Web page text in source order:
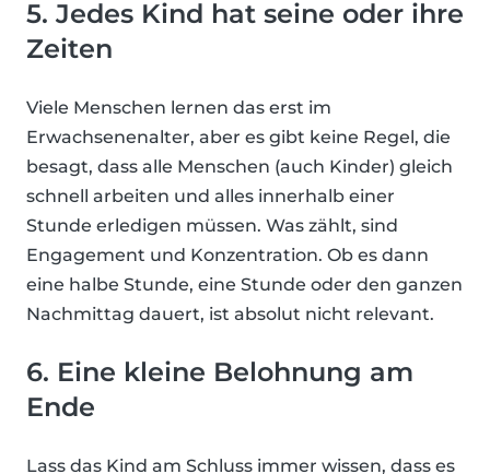
5. Jedes Kind hat seine oder ihre
Zeiten
Viele Menschen lernen das erst im
Erwachsenenalter, aber es gibt keine Regel, die
besagt, dass alle Menschen (auch Kinder) gleich
schnell arbeiten und alles innerhalb einer
Stunde erledigen müssen. Was zählt, sind
Engagement und Konzentration. Ob es dann
eine halbe Stunde, eine Stunde oder den ganzen
Nachmittag dauert, ist absolut nicht relevant.
6. Eine kleine Belohnung am
Ende
Lass das Kind am Schluss immer wissen, dass es